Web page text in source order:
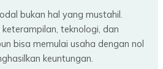
bukan hal yang mustahil.
teknologi, dan
bisa memulai usaha dengan nol
keuntungan.